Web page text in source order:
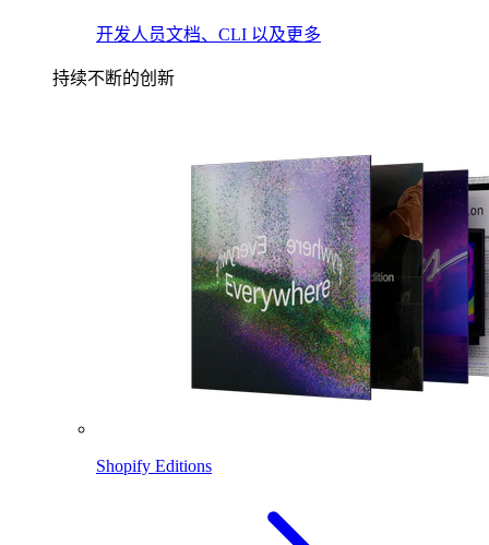
开发人员文档、CLI 以及更多
持续不断的创新
Shopify Editions